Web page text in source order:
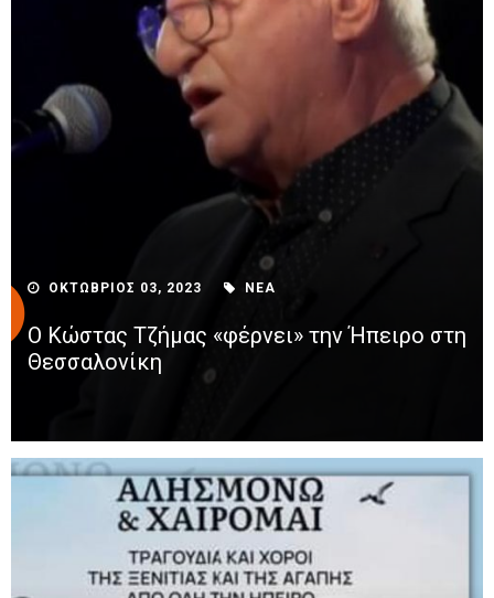
ΟΚΤΩΒΡΙΟΣ 03, 2023 ΝΕΑ
Ο Κώστας Τζήμας «φέρνει» την Ήπειρο στη
Θεσσαλονίκη